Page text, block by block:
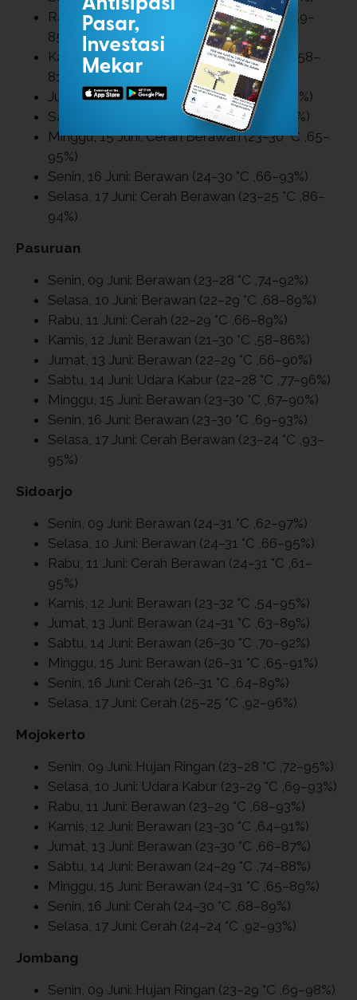
Rabu, 11 Juni: Cerah Berawan (23–30 °C ,59–
85%)
Kamis, 12 Juni: Cerah Berawan (23–30 °C ,58–
81%)
Jumat, 13 Juni: Berawan (24–29 °C ,65–94%)
Sabtu, 14 Juni: Berawan (23–28 °C ,74–95%)
Minggu, 15 Juni: Cerah Berawan (23–30 °C ,65–
95%)
Senin, 16 Juni: Berawan (24–30 °C ,66–93%)
Selasa, 17 Juni: Cerah Berawan (23–25 °C ,86–
94%)
Pasuruan
Senin, 09 Juni: Berawan (23–28 °C ,74–92%)
Selasa, 10 Juni: Berawan (22–29 °C ,68–89%)
Rabu, 11 Juni: Cerah (22–29 °C ,66–89%)
Kamis, 12 Juni: Berawan (21–30 °C ,58–86%)
Jumat, 13 Juni: Berawan (22–29 °C ,66–90%)
Sabtu, 14 Juni: Udara Kabur (22–28 °C ,77–96%)
Minggu, 15 Juni: Berawan (23–30 °C ,67–90%)
Senin, 16 Juni: Berawan (23–30 °C ,69–93%)
Selasa, 17 Juni: Cerah Berawan (23–24 °C ,93–
95%)
Sidoarjo
Senin, 09 Juni: Berawan (24–31 °C ,62–97%)
Selasa, 10 Juni: Berawan (24–31 °C ,66–95%)
Rabu, 11 Juni: Cerah Berawan (24–31 °C ,61–
95%)
Kamis, 12 Juni: Berawan (23–32 °C ,54–95%)
Jumat, 13 Juni: Berawan (24–31 °C ,63–89%)
Sabtu, 14 Juni: Berawan (26–30 °C ,70–92%)
Minggu, 15 Juni: Berawan (26–31 °C ,65–91%)
Senin, 16 Juni: Cerah (26–31 °C ,64–89%)
Selasa, 17 Juni: Cerah (25–25 °C ,92–96%)
Mojokerto
Senin, 09 Juni: Hujan Ringan (23–28 °C ,72–95%)
Selasa, 10 Juni: Udara Kabur (23–29 °C ,69–93%)
Rabu, 11 Juni: Berawan (23–29 °C ,68–93%)
Kamis, 12 Juni: Berawan (23–30 °C ,64–91%)
Jumat, 13 Juni: Berawan (23–30 °C ,66–87%)
Sabtu, 14 Juni: Berawan (24–29 °C ,74–88%)
Minggu, 15 Juni: Berawan (24–31 °C ,65–89%)
Senin, 16 Juni: Cerah (24–30 °C ,68–89%)
Selasa, 17 Juni: Cerah (24–24 °C ,92–93%)
Jombang
Senin, 09 Juni: Hujan Ringan (23–29 °C ,69–98%)